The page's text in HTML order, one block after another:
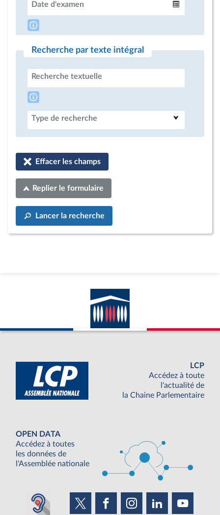
Date d'examen
Recherche par texte intégral
Recherche textuelle
Type de recherche
Effacer les champs
Replier le formulaire
Lancer la recherche
LCP
Accédez à toute
l'actualité de
la Chaine Parlementaire
OPEN DATA
Accédez à toutes
les données de
l'Assemblée nationale